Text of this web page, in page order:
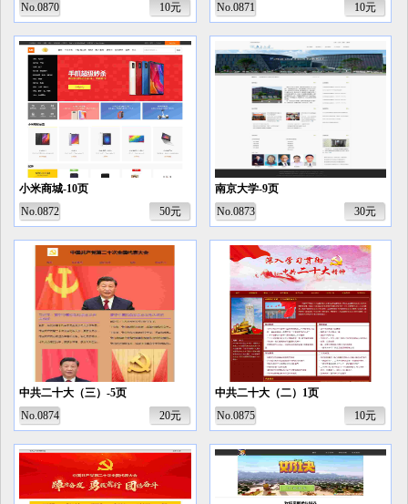
No.0870
10元
No.0871
10元
小米商城-10页
No.0872
50元
南京大学-9页
No.0873
30元
中共二十大（三）-5页
No.0874
20元
中共二十大（二）1页
No.0875
10元